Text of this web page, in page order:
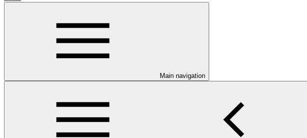
Main navigation